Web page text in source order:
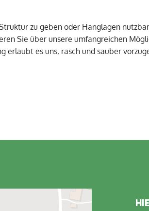
zu geben oder Hanglagen
Sie über unsere umfangreichen
erlaubt es uns, rasch und sauber